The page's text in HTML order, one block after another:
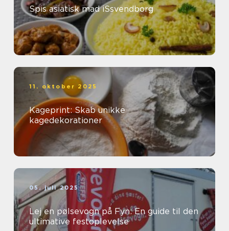
Spis asiatisk mad iSsvendborg
11. oktober 2025
Kageprint: Skab unikke
kagedekorationer
05. juli 2025
Lej en pølsevogn på Fyn: En guide til den
ultimative festoplevelse